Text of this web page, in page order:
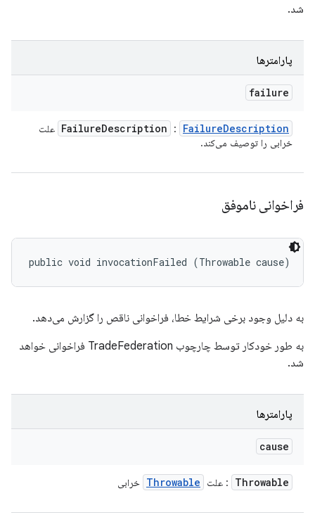
شد.
پارامترها
failure
FailureDescription : FailureDescription
علت
خرابی را توصیف می‌کند.
فراخوانی ناموفق
public void invocationFailed (Throwable cause)
به دلیل وجود برخی شرایط خطا، فراخوانی ناقص را گزارش می‌دهد.
به طور خودکار توسط چارچوب TradeFederation فراخوانی خواهد
شد.
پارامترها
cause
Throwable : علت Throwable خرابی